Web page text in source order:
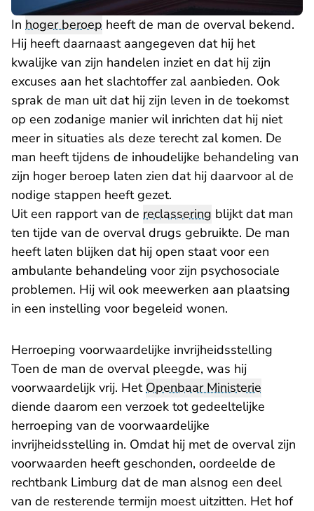
In hoger beroep heeft de man de overval bekend.
Hij heeft daarnaast aangegeven dat hij het
kwalijke van zijn handelen inziet en dat hij zijn
excuses aan het slachtoffer zal aanbieden. Ook
sprak de man uit dat hij zijn leven in de toekomst
op een zodanige manier wil inrichten dat hij niet
meer in situaties als deze terecht zal komen. De
man heeft tijdens de inhoudelijke behandeling van
zijn hoger beroep laten zien dat hij daarvoor al de
nodige stappen heeft gezet.
Uit een rapport van de reclassering blijkt dat man
ten tijde van de overval drugs gebruikte. De man
heeft laten blijken dat hij open staat voor een
ambulante behandeling voor zijn psychosociale
problemen. Hij wil ook meewerken aan plaatsing
in een instelling voor begeleid wonen.
Herroeping voorwaardelijke invrijheidsstelling
Toen de man de overval pleegde, was hij
voorwaardelijk vrij. HetOpenbaar Ministerie
diende daarom een verzoek tot gedeeltelijke
herroeping van de voorwaardelijke
invrijheidsstelling in. Omdat hij met de overval zijn
voorwaarden heeft geschonden, oordeelde de
rechtbank Limburg - U verlaat Rechtspraak.nl
dat de man alsnog een deel
van de resterende termijn moest uitzitten. Het hof